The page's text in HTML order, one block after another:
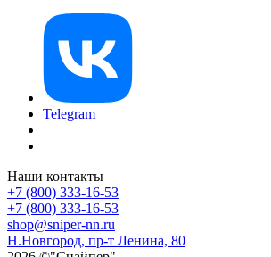
Telegram
Наши контакты
+7 (800) 333-16-53
+7 (800) 333-16-53
shop@sniper-nn.ru
Н.Новгород, пр-т Ленина, 80